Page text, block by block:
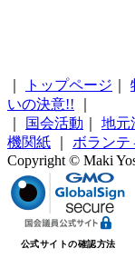
トップページ
いの決意!!
国会活動 地元
機関紙
ボランテ
Copyright © Maki
公式サイトの確認方法